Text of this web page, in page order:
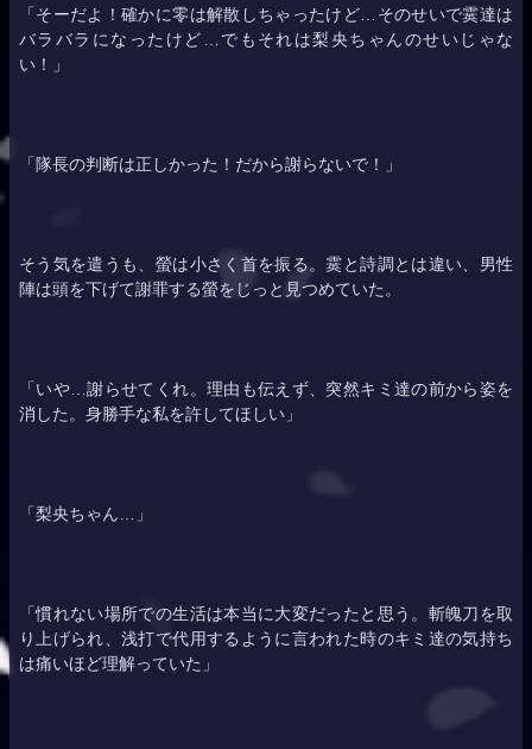
「そーだよ！確かに零は解散しちゃったけど…そのせいで霙達は
バラバラになったけど…でもそれは梨央ちゃんのせいじゃな
い！」
「隊長の判断は正しかった！だから謝らないで！」
そう気を遣うも、 螢は小さく首を振る。霙と詩調とは違い、男性
陣は頭を下げて謝罪する螢をじっと見つめていた。
「いや…謝らせてくれ。理由も伝えず、突然キミ達の前から姿を
消した。身勝手な私を許してほしい」
「梨央ちゃん…」
「慣れない場所での生活は本当に大変だったと思う。斬魄刀を取
り上げられ、浅打で代用するように言われた時のキミ達の気持ち
は痛いほど理解っていた」